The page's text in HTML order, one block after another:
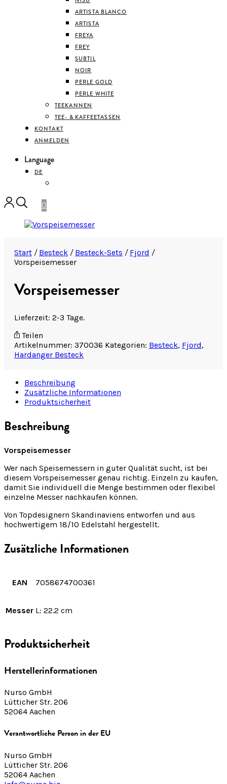
ARTISTA BLANCO
ARTISTA
FREYA
FREY
SUBTIL
NOIR
PERLE GOLD
PERLE WHITE
TEEKANNEN
TEE- & KAFFEETASSEN
KONTAKT
ANMELDEN
Language
DE
0
Start / Besteck / Besteck-Sets / Fjord /
Vorspeisemesser
Vorspeisemesser
Lieferzeit: 2-3 Tage.
Teilen
Artikelnummer: 370036 Kategorien: Besteck, Fjord,
Hardanger Besteck
Beschreibung
Zusätzliche Informationen
Produktsicherheit
Beschreibung
Vorspeisemesser
Wer nach Speisemessern in guter Qualität sucht, ist bei
diesem Vorspeisemesser genau richtig. Einzeln zu kaufen,
damit Sie individuell die Menge bestimmen oder flexibel
einzelne Messer nachkaufen können.
Von Topdesignern Skandinaviens entworfen und aus
hochwertigem 18/10 Edelstahl hergestellt.
Zusätzliche Informationen
EAN 7058674700361
Messer L: 22.2 cm
Produktsicherheit
Herstellerinformationen
Nurso GmbH
Lütticher Str. 206
52064 Aachen
Verantwortliche Person in der EU
Nurso GmbH
Lütticher Str. 206
52064 Aachen